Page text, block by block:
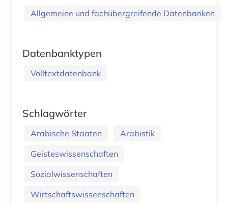
Allgemeine und fachübergreifende Datenbanken
Datenbanktypen
Volltextdatenbank
Schlagwörter
Arabische Staaten
Arabistik
Geisteswissenschaften
Sozialwissenschaften
Wirtschaftswissenschaften